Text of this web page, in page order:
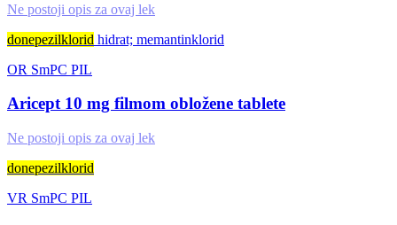
Ne postoji opis za ovaj lek
donepezilklorid hidrat; memantinklorid
OR SmPC PIL
Aricept 10 mg filmom obložene tablete
Ne postoji opis za ovaj lek
donepezilklorid
VR SmPC PIL